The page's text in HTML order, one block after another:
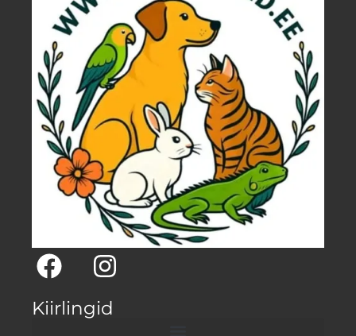
Kiirlingid